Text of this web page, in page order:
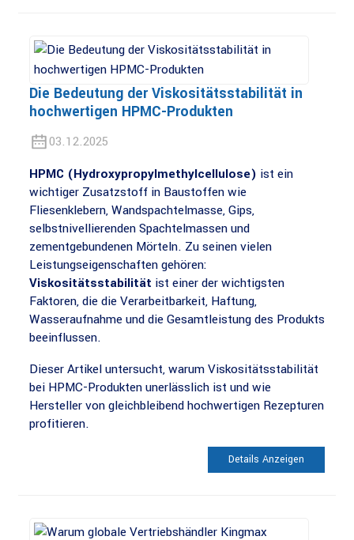
Die Bedeutung der Viskositätsstabilität in
hochwertigen HPMC-Produkten
03.12.2025
HPMC (Hydroxypropylmethylcellulose) ist ein
wichtiger Zusatzstoff in Baustoffen wie
Fliesenklebern, Wandspachtelmasse, Gips,
selbstnivellierenden Spachtelmassen und
zementgebundenen Mörteln. Zu seinen vielen
Leistungseigenschaften gehören:
Viskositätsstabilität ist einer der wichtigsten
Faktoren, die die Verarbeitbarkeit, Haftung,
Wasseraufnahme und die Gesamtleistung des Produkts
beeinflussen.
Dieser Artikel untersucht, warum Viskositätsstabilität
bei HPMC-Produkten unerlässlich ist und wie
Hersteller von gleichbleibend hochwertigen Rezepturen
profitieren.
Details Anzeigen